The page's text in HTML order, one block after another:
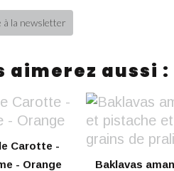
à la newsletter
aimerez aussi :
Carotte -
- Orange
Baklavas